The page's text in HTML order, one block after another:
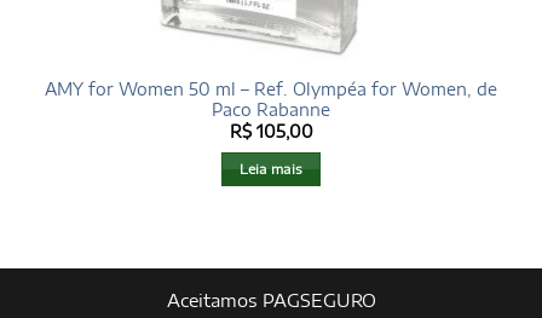
AMY for Women 50 ml – Ref. Olympéa for Women, de
Paco Rabanne
R$105,00
Leia mais
Aceitamos PAGSEGURO